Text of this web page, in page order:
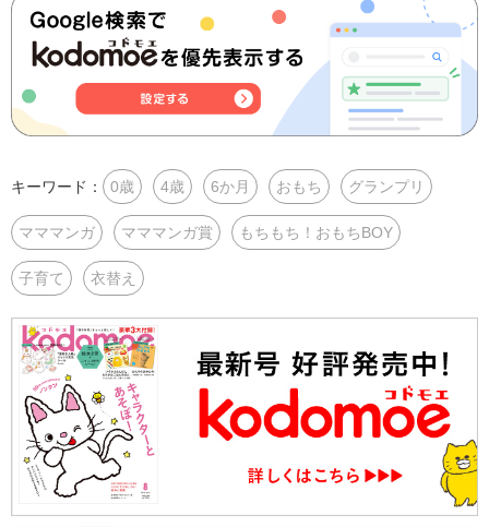
キーワード： 0歳 4歳 6か月 おもち グランプリ
マママンガ マママンガ賞 もちもち！おもちBOY
子育て 衣替え